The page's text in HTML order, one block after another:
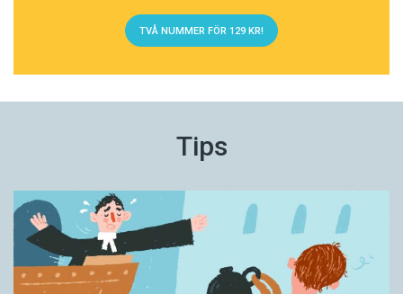
TVÅ NUMMER FÖR 129 KR!
Tips